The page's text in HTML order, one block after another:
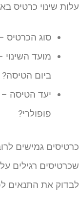
שינוי כרטיס
סוג הכרטיס
מועד
ביום הטיסה?
יעד הטיסה
פופולרי?
גמישים
רגילים
את התנאים